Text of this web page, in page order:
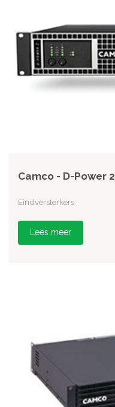
Camco - D-Power 2
Eindversterkers
Lees meer